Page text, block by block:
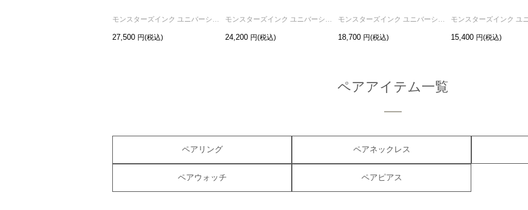
27,500 24,200 18,700 15,400
ペアアイテム一覧
ペアリング ペアネックレス
ペアウォッチ ペアピアス